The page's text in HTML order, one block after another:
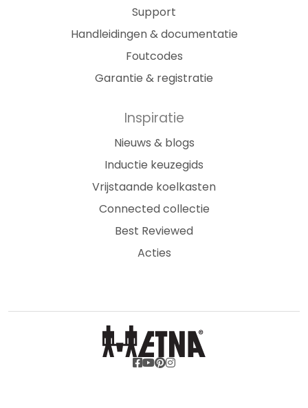
Support
Handleidingen & documentatie
Foutcodes
Garantie & registratie
Inspiratie
Nieuws & blogs
Inductie keuzegids
Vrijstaande koelkasten
Connected collectie
Best Reviewed
Acties